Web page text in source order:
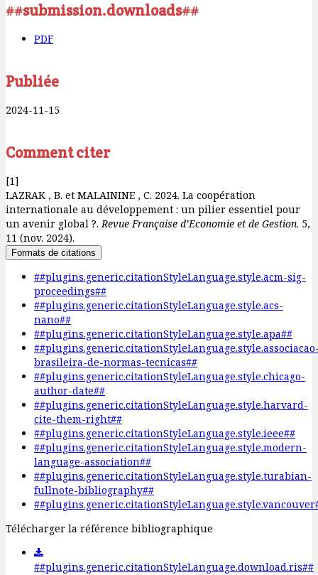
##submission.downloads##
PDF
Publiée
2024-11-15
Comment citer
[1]
LAZRAK , B. et MALAININE , C. 2024. La coopération
internationale au développement : un pilier essentiel pour
un avenir global ?.Revue Française d’Economie et de Gestion. 5,
11 (nov. 2024).
Formats de citations
##plugins.generic.citationStyleLanguage.style.acm-sig-
proceedings##
##plugins.generic.citationStyleLanguage.style.acs-
nano##
##plugins.generic.citationStyleLanguage.style.apa##
brasileira-de-normas-tecnicas##
##plugins.generic.citationStyleLanguage.style.chicago-
author-date##
##plugins.generic.citationStyleLanguage.style.harvard-
cite-them-right##
##plugins.generic.citationStyleLanguage.style.ieee##
##plugins.generic.citationStyleLanguage.style.modern-
language-association##
##plugins.generic.citationStyleLanguage.style.turabian-
fullnote-bibliography##
Télécharger la référence bibliographique
##plugins.generic.citationStyleLanguage.download.ris##